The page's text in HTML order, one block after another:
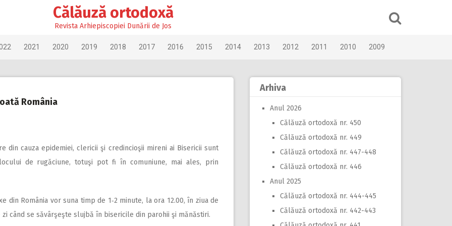
Călăuză ortodoxă
Revista Arhiepiscopiei Dunării de Jos
2021 2020 2019 2018 2017 2016 2015 2014 2013 2012 2011 2010 2009
România
din cauza epidemiei, clericii şi credincioşii mireni ai Bisericii sunt
de rugăciune, totuşi pot fi în comuniune, mai ales, prin
România vor suna timp de 1‑2 minute, la ora 12.00, în ziua de
când se săvârşeşte slujbă în bisericile din parohii şi mănăstiri.
Arhiva
Anul 2026
Călăuză ortodoxă nr. 450
Călăuză ortodoxă nr. 449
Călăuză ortodoxă nr. 447-448
Călăuză ortodoxă nr. 446
Anul 2025
Călăuză ortodoxă nr. 444-445
Călăuză ortodoxă nr. 442-443